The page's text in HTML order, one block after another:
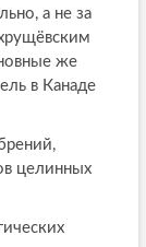
а не за
же
в Канаде
целинных